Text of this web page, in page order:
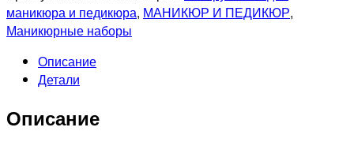
A4121RF
Набор
предмета
маникюра и педикюра, МАНИКЮР И ПЕДИКЮР,
Маникюрные наборы
Описание
Детали
Описание